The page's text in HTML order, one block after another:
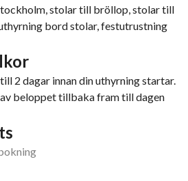
stolar till bröllop, stolar till
bord stolar, festutrustning
2 dagar innan din uthyrning startar.
beloppet tillbaka fram till dagen